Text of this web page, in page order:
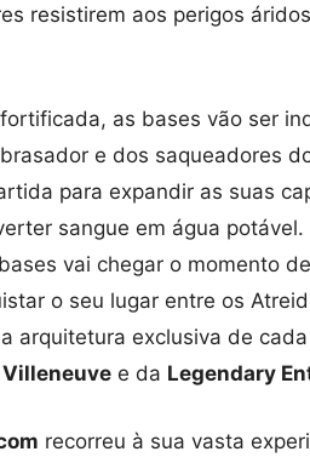
resistirem aos perigos
as bases vão ser
e dos saqueadores
para expandir as suas
sangue em água potável.
vai chegar o momento
o seu lugar entre os
arquitetura exclusiva de
Villeneuve e da Legendary
recorreu à sua vasta